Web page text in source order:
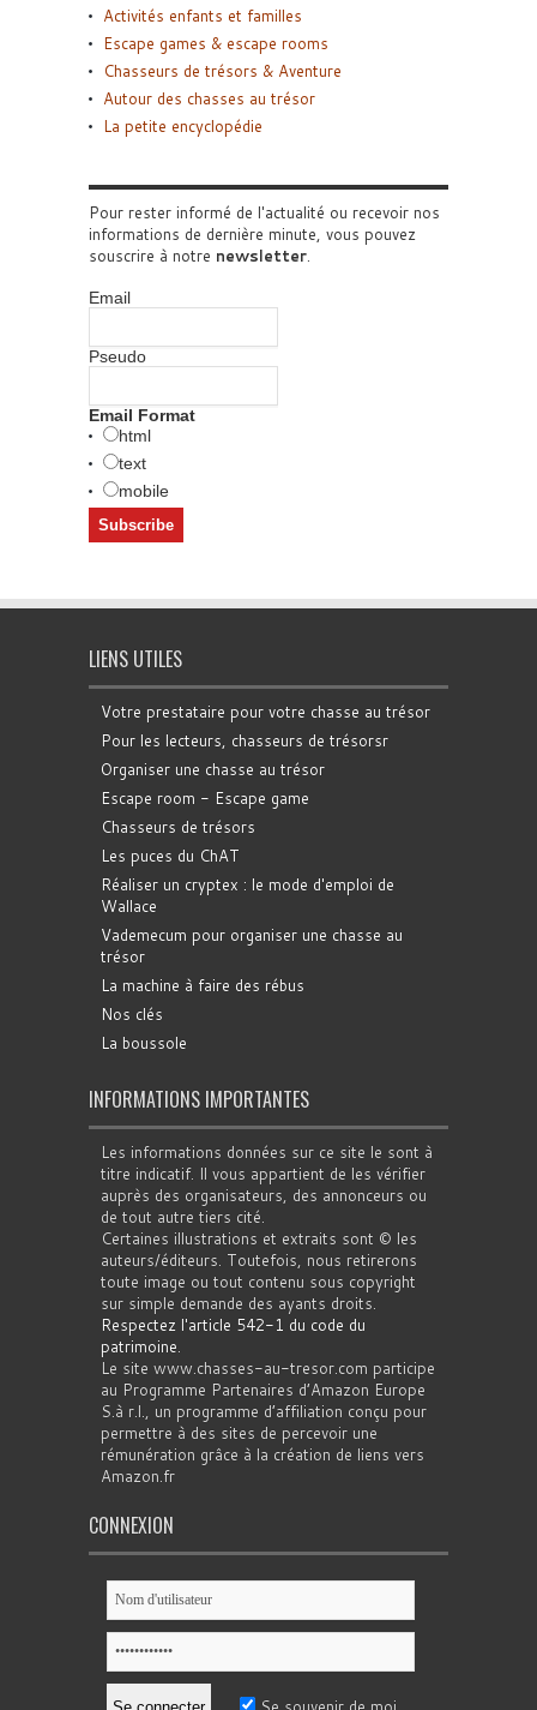
Activités enfants et familles
Escape games & escape rooms
Chasseurs de trésors & Aventure
Autour des chasses au trésor
La petite encyclopédie
Pour rester informé de l'actualité ou recevoir nos
informations de dernière minute, vous pouvez
souscrire à notre newsletter.
Email
Pseudo
Email Format
html
text
mobile
LIENS UTILES
Votre prestataire pour votre chasse au trésor
Pour les lecteurs, chasseurs de trésorsr
Organiser une chasse au trésor
Escape room - Escape game
Chasseurs de trésors
Les puces du ChAT
Réaliser un cryptex : le mode d'emploi de
Wallace
Vademecum pour organiser une chasse au
trésor
La machine à faire des rébus
Nos clés
La boussole
INFORMATIONS IMPORTANTES
Les informations données sur ce site le sont à
titre indicatif. Il vous appartient de les vérifier
auprès des organisateurs, des annonceurs ou
de tout autre tiers cité.
Certaines illustrations et extraits sont © les
auteurs/éditeurs. Toutefois, nous retirerons
toute image ou tout contenu sous copyright
sur simple demande des ayants droits.
Respectez l'article 542-1 du code du
patrimoine.
Le site www.chasses-au-tresor.com participe
au Programme Partenaires d’Amazon Europe
S.à r.l., un programme d’affiliation conçu pour
permettre à des sites de percevoir une
rémunération grâce à la création de liens vers
Amazon.fr
CONNEXION